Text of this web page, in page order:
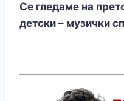
Се гледаме на
детски – музички